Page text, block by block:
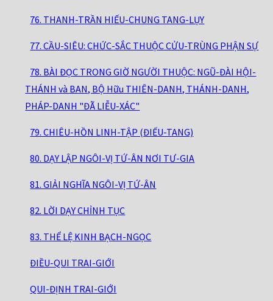
76. THANH-TRẦN HIẾU-CHUNG TANG-LỤY
77. CẦU-SIÊU: CHỨC-SẮC THUỘC CỬU-TRÙNG PHẬN SỰ
78. BÀI ĐỌC TRONG GIỜ NGƯỜI THUỘC: NGŨ-ĐÀI HỘI-
THÁNH và BAN, BỘ Hữu THIÊN-DANH, THÁNH-DANH,
PHÁP-DANH "ĐÃ LIỄU-XÁC"
79. CHIÊU-HỒN LINH-TẬP (ĐIẾU-TANG)
80. DẠY LẬP NGÔI-VỊ TỨ-ÂN NƠI TƯ-GIA
81. GIẢI NGHĨA NGÔI-VỊ TỨ-ÂN
82. LỜI DẠY CHỈNH TỤC
83. THỂ LỆ KINH BẠCH-NGỌC
ĐIỀU-QUI TRAI-GIỚI
QUI-ĐỊNH TRAI-GIỚI